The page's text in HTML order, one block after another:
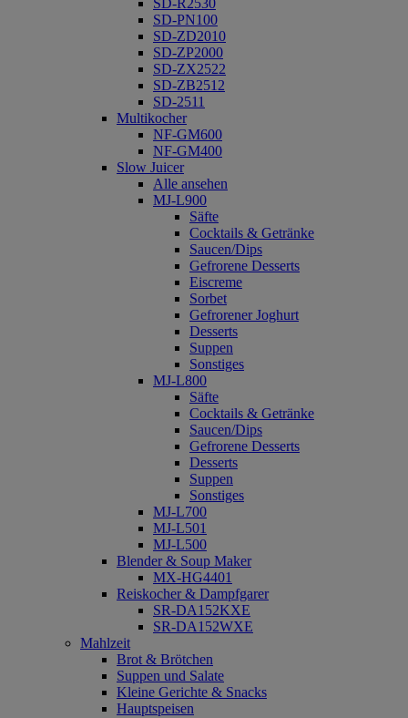
SD-R2530
SD-PN100
SD-ZD2010
SD-ZP2000
SD-ZX2522
SD-ZB2512
SD-2511
Multikocher
NF-GM600
NF-GM400
Slow Juicer
Alle ansehen
MJ-L900
Säfte
Cocktails & Getränke
Saucen/Dips
Gefrorene Desserts
Eiscreme
Sorbet
Gefrorener Joghurt
Desserts
Suppen
Sonstiges
MJ-L800
Säfte
Cocktails & Getränke
Saucen/Dips
Gefrorene Desserts
Desserts
Suppen
Sonstiges
MJ-L700
MJ-L501
MJ-L500
Blender & Soup Maker
MX-HG4401
Reiskocher & Dampfgarer
SR-DA152KXE
SR-DA152WXE
Mahlzeit
Brot & Brötchen
Suppen und Salate
Kleine Gerichte & Snacks
Hauptspeisen